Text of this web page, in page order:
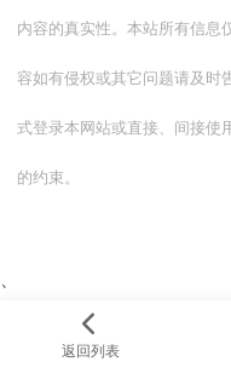
内容的真实性。本站所有信息
容如有侵权或其它问题请及时
式登录本网站或直接、间接使
的约束。
返回列表